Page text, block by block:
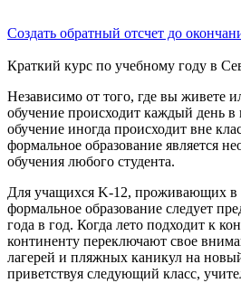
Создать обратный отсчет до
Краткий курс по учебному году в
Независимо от того, где вы живете
обучение происходит каждый день в
обучение иногда происходит вне
формальное образование является
обучения любого студента.
Для учащихся K-12, проживающих в
формальное образование следует
года в год. Когда лето подходит к
континенту переключают свое
лагерей и пляжных каникул на
приветствуя следующий класс,